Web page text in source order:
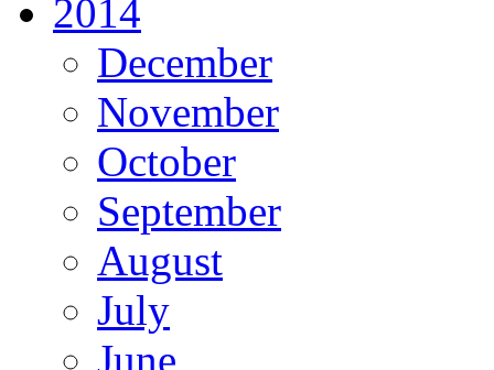
2014
December
November
October
September
August
July
June